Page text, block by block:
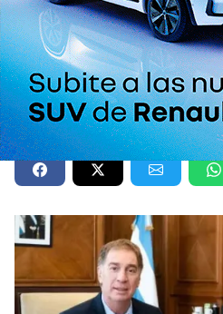
Tren del Valle
de una reunión
Weretilneck y
Santilli y Weretilneck